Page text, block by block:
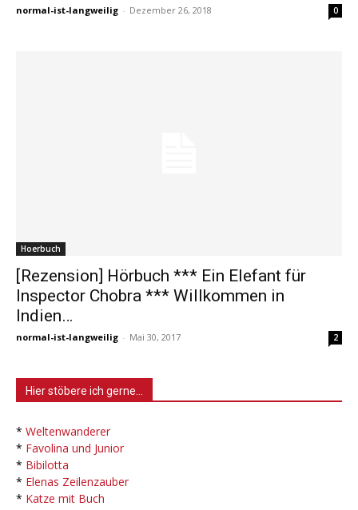
normal-ist-langweilig - Dezember 26, 2018 0
Hoerbuch
[Rezension] Hörbuch *** Ein Elefant für
Inspector Chobra *** Willkommen in
Indien…
normal-ist-langweilig - Mai 30, 2017 2
Hier stöbere ich gerne…
* Weltenwanderer
* Favolina und Junior
* Bibilotta
* Elenas Zeilenzauber
* Katze mit Buch